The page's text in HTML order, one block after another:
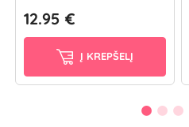
12.95 €
Į KREPŠELĮ